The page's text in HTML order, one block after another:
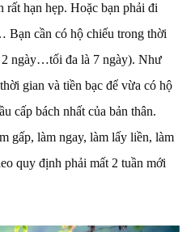
rất hạn hẹp. Hoặc bạn phải đi
Bạn cần có hộ chiếu trong thời
2 ngày…tối đa là 7 ngày). Như
gian và tiền bạc để vừa có hộ
cấp bách nhất của bản thân.
gấp, làm ngay, làm lấy liền, làm
quy định phải mất 2 tuần mới